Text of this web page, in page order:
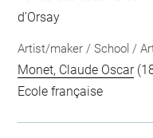
d'Orsay
Artist/maker / School /
Monet, Claude Oscar
Ecole française